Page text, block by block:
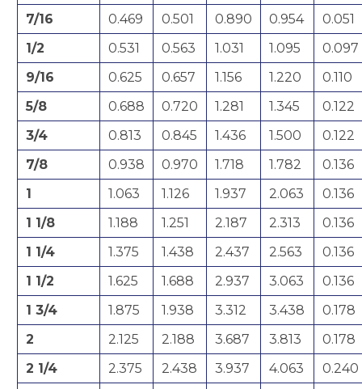
7/16
0.469 0.501 0.890 0.954
0.051
1/2
0.531 0.563 1.031 1.095
0.097
9/16
0.625 0.657 1.156 1.220
0.110
5/8
0.688 0.720 1.281 1.345
0.122
3/4
0.813 0.845 1.436 1.500
0.122
7/8
0.938 0.970 1.718 1.782
0.136
1
1.063 1.126 1.937 2.063
0.136
1 1/8
1.188 1.251 2.187 2.313
0.136
1 1/4
1.375 1.438 2.437 2.563
0.136
1 1/2
1.625 1.688 2.937 3.063
0.136
1 3/4
1.875 1.938 3.312 3.438
0.178
2
2.125 2.188 3.687 3.813
0.178
2 1/4
2.375 2.438 3.937 4.063
0.240